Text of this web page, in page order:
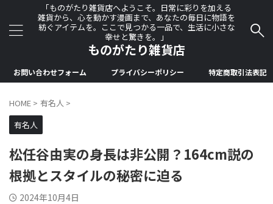
「ものがたり雑貨店へようこそ。日常に彩りを加える
雑貨から、心を動かす漫画まで、あなたの毎日に物語を
紡ぐアイテムを。ここで見つかる一品で、生活に小さな
幸せと驚きを。」
ものがたり雑貨店
お問い合わせフォーム プライバシーポリシー 特定商取引法表記
HOME > 有名人 >
有名人
松任谷由実の身長は非公開？164cm説の
根拠とスタイルの秘密に迫る
2024年10月4日